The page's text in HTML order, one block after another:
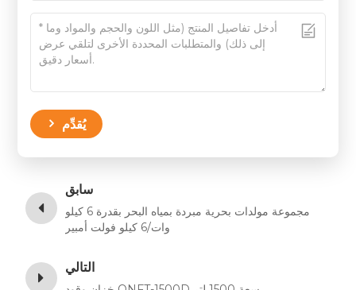
يُقدِّم
سابق
مجموعة مولدات بحرية مبردة بمياه البحر بقدرة 6 كيلو
وات/6 كيلو فولت أمبير
التالي